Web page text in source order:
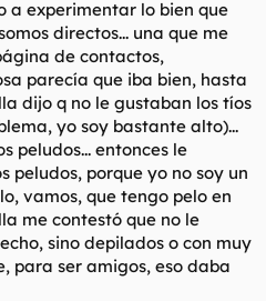
a experimentar lo bien que
directos... una que me
de contactos,
parecía que iba bien, hasta
dijo q no le gustaban los tíos
yo soy bastante alto)...
peludos... entonces le
peludos, porque yo no soy un
vamos, que tengo pelo en
me contestó que no le
sino depilados o con muy
para ser amigos, eso daba